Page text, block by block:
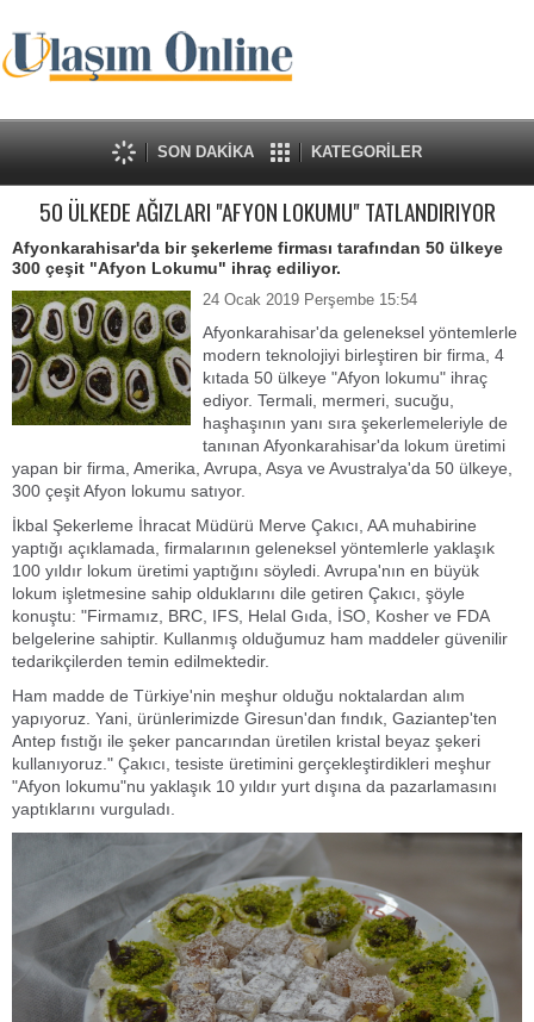
SON DAKİKA KATEGORİLER
50 ÜLKEDE AĞIZLARI "AFYON LOKUMU" TATLANDIRIYOR
Afyonkarahisar'da bir şekerleme firması tarafından 50 ülkeye
300 çeşit "Afyon Lokumu" ihraç ediliyor.
24 Ocak 2019 Perşembe 15:54
Afyonkarahisar'da geleneksel yöntemlerle
modern teknolojiyi birleştiren bir firma, 4
kıtada 50 ülkeye "Afyon lokumu" ihraç
ediyor. Termali, mermeri, sucuğu,
haşhaşının yanı sıra şekerlemeleriyle de
tanınan Afyonkarahisar'da lokum üretimi
yapan bir firma, Amerika, Avrupa, Asya ve Avustralya'da 50 ülkeye,
300 çeşit Afyon lokumu satıyor.
İkbal Şekerleme İhracat Müdürü Merve Çakıcı, AA muhabirine
yaptığı açıklamada, firmalarının geleneksel yöntemlerle yaklaşık
100 yıldır lokum üretimi yaptığını söyledi. Avrupa'nın en büyük
lokum işletmesine sahip olduklarını dile getiren Çakıcı, şöyle
konuştu: "Firmamız, BRC, IFS, Helal Gıda, İSO, Kosher ve FDA
belgelerine sahiptir. Kullanmış olduğumuz ham maddeler güvenilir
tedarikçilerden temin edilmektedir.
Ham madde de Türkiye'nin meşhur olduğu noktalardan alım
yapıyoruz. Yani, ürünlerimizde Giresun'dan fındık, Gaziantep'ten
Antep fıstığı ile şeker pancarından üretilen kristal beyaz şekeri
kullanıyoruz." Çakıcı, tesiste üretimini gerçekleştirdikleri meşhur
"Afyon lokumu"nu yaklaşık 10 yıldır yurt dışına da pazarlamasını
yaptıklarını vurguladı.